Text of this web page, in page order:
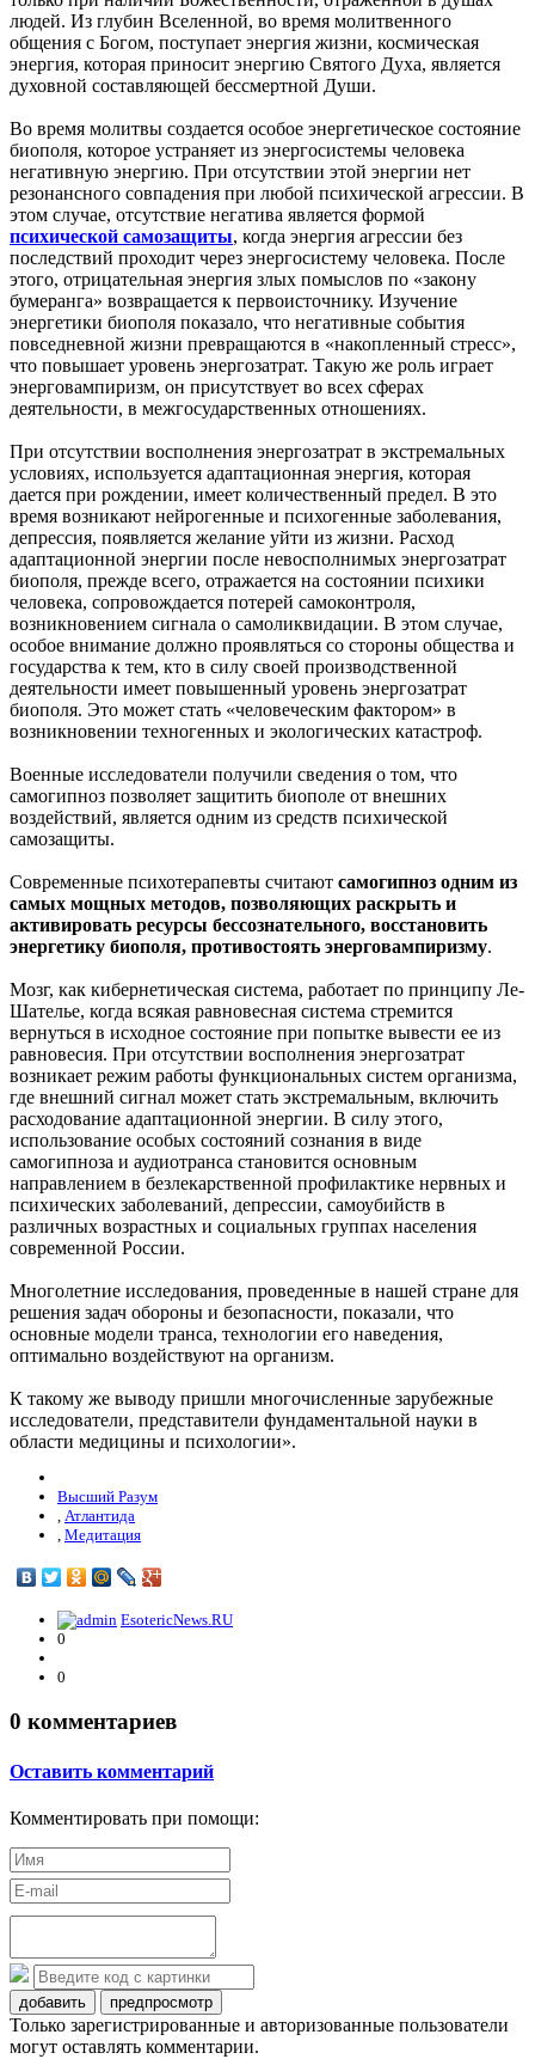
людей. Из глубин Вселенной, во время молитвенного
общения с Богом, поступает энергия жизни, космическая
энергия, которая приносит энергию Святого Духа, является
духовной составляющей бессмертной Души.
Во время молитвы создается особое энергетическое состояние
биополя, которое устраняет из энергосистемы человека
негативную энергию. При отсутствии этой энергии нет
резонансного совпадения при любой психической агрессии. В
этом случае, отсутствие негатива является формой
психической самозащиты, когда энергия агрессии без
последствий проходит через энергосистему человека. После
этого, отрицательная энергия злых помыслов по «закону
бумеранга» возвращается к первоисточнику. Изучение
энергетики биополя показало, что негативные события
повседневной жизни превращаются в «накопленный стресс»,
что повышает уровень энергозатрат. Такую же роль играет
энерговампиризм, он присутствует во всех сферах
деятельности, в межгосударственных отношениях.
При отсутствии восполнения энергозатрат в экстремальных
условиях, используется адаптационная энергия, которая
дается при рождении, имеет количественный предел. В это
время возникают нейрогенные и психогенные заболевания,
депрессия, появляется желание уйти из жизни. Расход
адаптационной энергии после невосполнимых энергозатрат
биополя, прежде всего, отражается на состоянии психики
человека, сопровождается потерей самоконтроля,
возникновением сигнала о самоликвидации. В этом случае,
особое внимание должно проявляться со стороны общества и
государства к тем, кто в силу своей производственной
деятельности имеет повышенный уровень энергозатрат
биополя. Это может стать «человеческим фактором» в
возникновении техногенных и экологических катастроф.
Военные исследователи получили сведения о том, что
самогипноз позволяет защитить биополе от внешних
воздействий, является одним из средств психической
самозащиты.
Современные психотерапевты считают самогипноз одним из
самых мощных методов, позволяющих раскрыть и
активировать ресурсы бессознательного, восстановить
энергетику биополя, противостоять энерговампиризму.
Мозг, как кибернетическая система, работает по принципу Ле-
Шателье, когда всякая равновесная система стремится
вернуться в исходное состояние при попытке вывести ее из
равновесия. При отсутствии восполнения энергозатрат
возникает режим работы функциональных систем организма,
где внешний сигнал может стать экстремальным, включить
расходование адаптационной энергии. В силу этого,
использование особых состояний сознания в виде
самогипноза и аудиотранса становится основным
направлением в безлекарственной профилактике нервных и
психических заболеваний, депрессии, самоубийств в
различных возрастных и социальных группах населения
современной России.
Многолетние исследования, проведенные в нашей стране для
решения задач обороны и безопасности, показали, что
основные модели транса, технологии его наведения,
оптимально воздействуют на организм.
К такому же выводу пришли многочисленные зарубежные
исследователи, представители фундаментальной науки в
области медицины и психологии».
Высший Разум
, Атлантида
, Медитация
EsotericNews.RU
0
0
0 комментариев
Оставить комментарий
Комментировать при помощи:
добавить предпросмотр
Только зарегистрированные и авторизованные пользователи
могут оставлять комментарии.